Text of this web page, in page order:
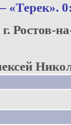
«Терек».
Ростов-